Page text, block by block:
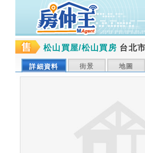
松山買屋/松山買房 台北
詳細資料 街景 地圖